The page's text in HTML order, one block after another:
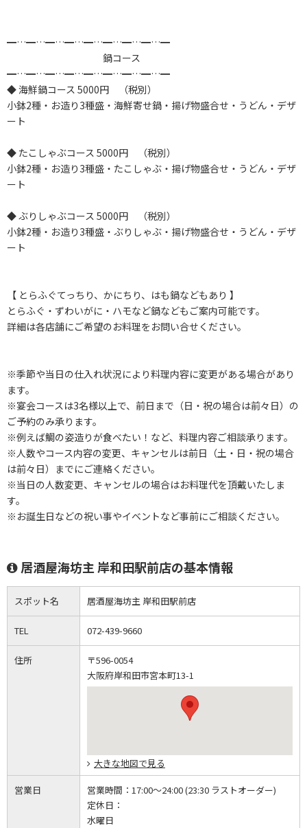
━…━…━…━…━…━…━…━…━
鍋コース
━…━…━…━…━…━…━…━…━
◆ 海鮮鍋コース 5000円 （税別）
小鉢2種・お造り3種盛・海鮮寄せ鍋・揚げ物盛合せ・うどん・デザ
ート
◆ たこしゃぶコース 5000円 （税別）
小鉢2種・お造り3種盛・たこしゃぶ・揚げ物盛合せ・うどん・デザ
ート
◆ ぶりしゃぶコース 5000円 （税別）
小鉢2種・お造り3種盛・ぶりしゃぶ・揚げ物盛合せ・うどん・デザ
ート
【 とらふぐてっちり、かにちり、はも鍋などもあり 】
とらふぐ・ずわいがに・ハモなど鍋などもご案内可能です。
詳細は各店舗にご希望のお料理をお問い合せください。
※季節や当日の仕入れ状況により料理内容に変更がある場合があり
ます。
※宴会コースは3名様以上で、前日まで（日・祝の場合は前々日）の
ご予約のみ承ります。
※例えば鯛の姿造りが食べたい！など、料理内容ご相談承ります。
※人数やコース内容の変更、キャンセルは前日（土・日・祝の場合
は前々日）までにご連絡ください。
※当日の人数変更、キャンセルの場合はお料理代を頂戴いたしま
す。
※お誕生日などの祝い事やイベントなど事前にご相談ください。
居酒屋海坊主 岸和田駅前店の基本情報
スポット名 居酒屋海坊主 岸和田駅前店
TEL 072-439-9660
住所
〒596-0054
大阪府岸和田市宮本町13-1
大きな地図で見る
営業日 営業時間： 17:00～24:00 (23:30 ラストオーダー)
定休日：
水曜日